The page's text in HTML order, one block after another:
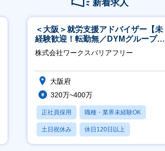
新着求人
＜大阪＞就労支援アドバイザー【未
経験歓迎！転勤無／DYMグループ／
ホスピタリティ高い方歓迎／土日
祝】
株式会社ワークスバリアフリー
大阪府
320万~400万
正社員採用 職種・業界未経験OK
土日祝休み 休日120日以上
産休・育休あり